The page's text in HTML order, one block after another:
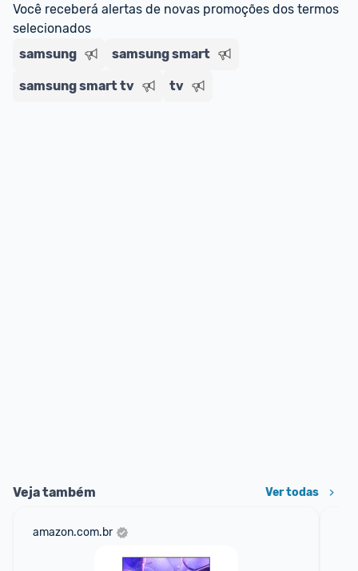
Você receberá alertas de novas promoções dos termos
selecionados
samsung
samsung smart
samsung smart tv tv
Veja também Ver todas
amazon.com.br